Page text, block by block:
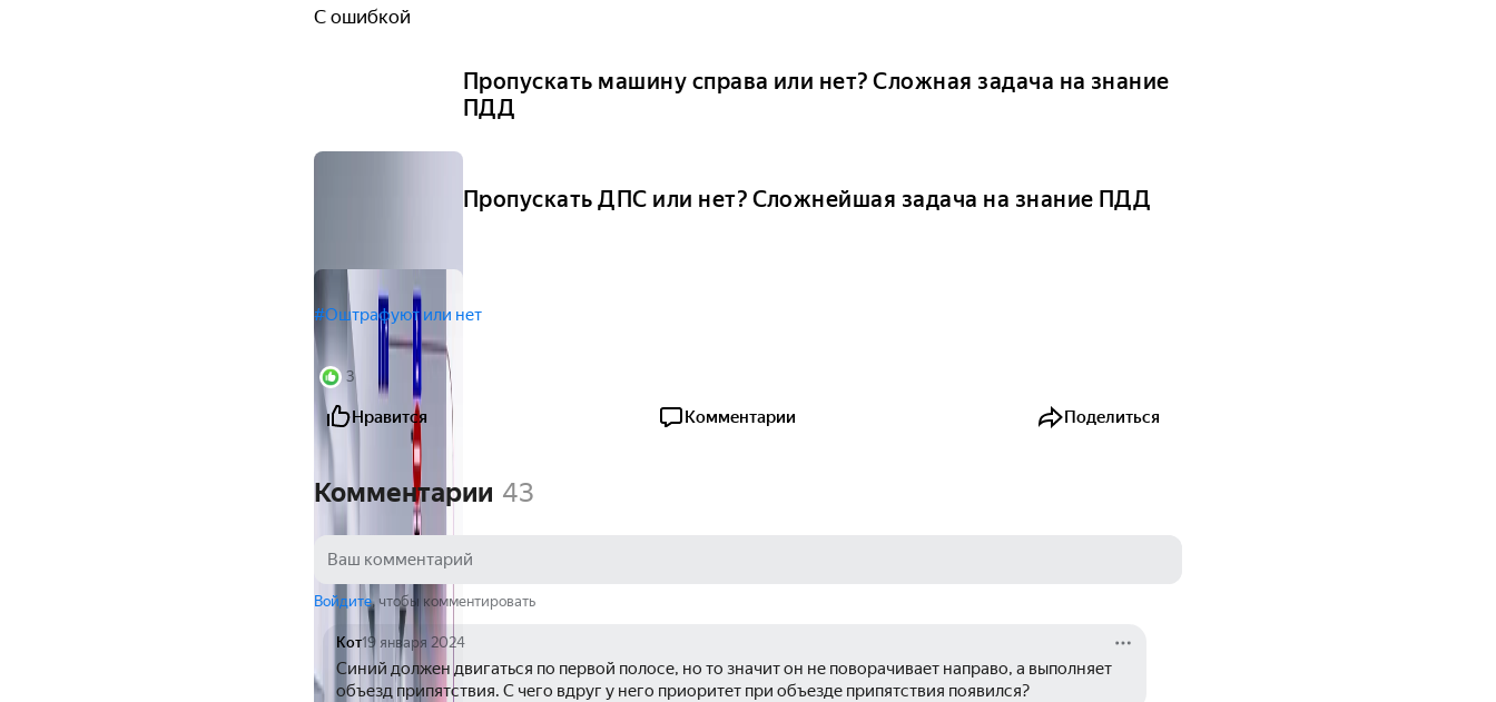
С ошибкой
Пропускать машину справа или нет? Сложная задача на знание
ПДД
Пропускать ДПС или нет? Сложнейшая задача на знание ПДД
#Оштрафуют или нет
3
Нравится Комментарии Поделиться
Комментарии 43
Войдите, чтобы комментировать
Кот19 января 2024
Синий должен двигаться по первой полосе, но то значит он не поворачивает направо, а выполняет
объезд припятствия. С чего вдруг у него приоритет при объезде припятствия появился?